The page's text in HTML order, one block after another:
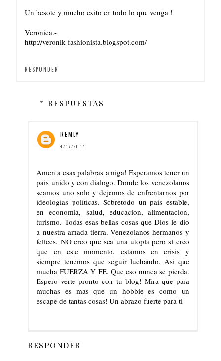
Un besote y mucho exito en todo lo que venga !
Veronica.-
http://veronik-fashionista.blogspot.com/
RESPONDER
RESPUESTAS
REMLY
4/17/2014
Amen a esas palabras amiga! Esperamos tener un
pais unido y con dialogo. Donde los venezolanos
seamos uno solo y dejemos de enfrentarnos por
ideologias politicas. Sobretodo un pais estable,
en economia, salud, educacion, alimentacion,
turismo. Todas esas bellas cosas que Dios le dio
a nuestra amada tierra. Venezolanos hermanos y
felices. NO creo que sea una utopia pero si creo
que en este momento, estamos en crisis y
siempre tenemos que seguir luchando. Asi que
mucha FUERZA Y FE. Que eso nunca se pierda.
Espero verte pronto con tu blog! Mira que para
muchas es mas que un hobbie es como un
escape de tantas cosas! Un abrazo fuerte para ti!
RESPONDER